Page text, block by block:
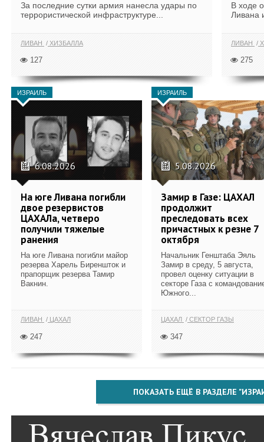
За последние сутки армия нанесла удары по
террористической инфраструктуре...
ЛИВАН ХИЗБАЛЛА
127
В ходе
Ливана
ЛИВАН
275
ИЗРАИЛЬ
6.08.2026
На юге Ливана погибли
двое резервистов
ЦАХАЛа, четверо
получили тяжелые
ранения
На юге Ливана погибли майор
резерва Харель Биреншток и
прапорщик резерва Тамир
Вакнин.
ЛИВАН ЦАХАЛ
247
ИЗРАИЛЬ
5.08.2026
Замир в Газе: ЦАХАЛ
продолжит
преследовать всех
причастных к резне 7
октября
Начальник Генштаба Эяль
Замир в среду, 5 августа,
провел оценку ситуации в
секторе Газа с
Южного...
ЦАХАЛ СЕКТОР ГАЗЫ
347
ПОКАЗАТЬ ЕЩЁ В РАЗДЕЛЕ